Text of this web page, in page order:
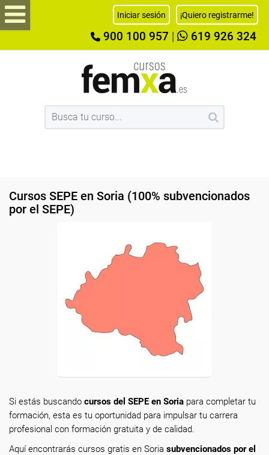
Iniciar sesión ¡Quiero registrarme!
900 100 957 619 926 324
Cursos SEPE en Soria (100% subvencionados
por el SEPE)
Si estás buscando cursos del SEPE en Soria para completar tu
formación, esta es tu oportunidad para impulsar tu carrera
profesional con formación gratuita y de calidad.
Aquí encontrarás cursos gratis en Soria subvencionados por el